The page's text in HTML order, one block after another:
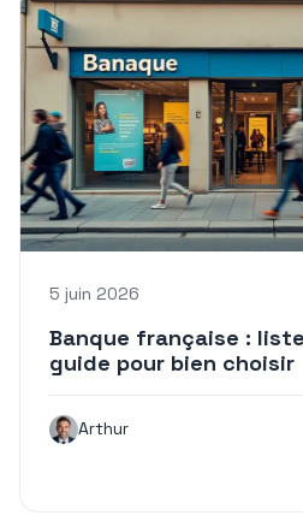
5 juin 2026
Banque française :
guide pour bien choisir
Arthur